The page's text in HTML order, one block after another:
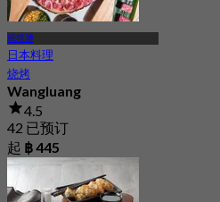
班塔通
日本料理
烧烤
Wangluang
4.5
42 已预订
起 ฿ 445